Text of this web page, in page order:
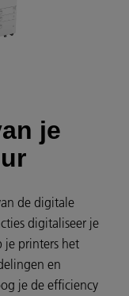
je
de digitale
digitaliseer je
je printers het
en
je de efficiency